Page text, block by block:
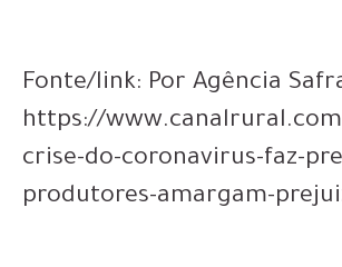
Fonte/link: Por Agência
https://
crise-do-coronavirus-faz-
produtores-amargam-